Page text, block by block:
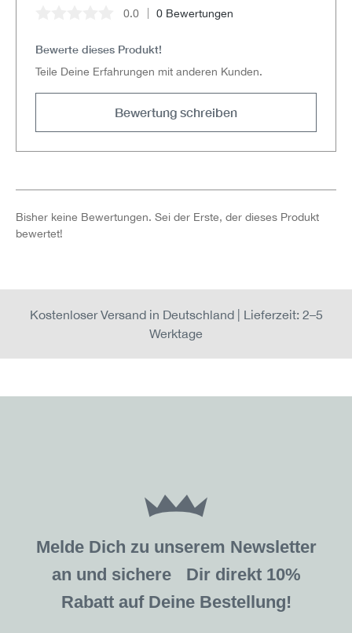
Durchschnittliche Bewertung von 0 von 5 Sternen
0.0 0 Bewertungen
Bewerte dieses Produkt!
Teile Deine Erfahrungen mit anderen Kunden.
Bewertung schreiben
Bisher keine Bewertungen. Sei der Erste, der dieses Produkt
bewertet!
Kostenloser Versand in Deutschland | Lieferzeit: 2–5
Werktage
Melde Dich zu unserem Newsletter
an und sichere Dir direkt 10%
Rabatt auf Deine Bestellung!